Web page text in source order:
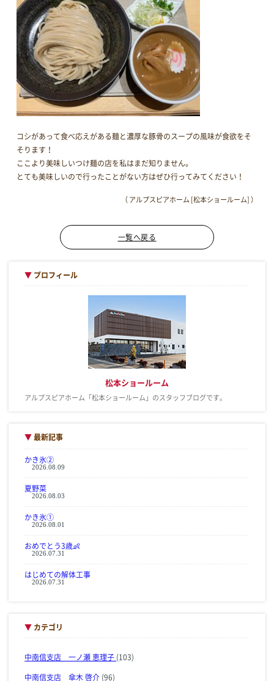
コシがあって食べ応えがある麺と濃厚な豚骨のスープの風味が食欲をそ
そります！
ここより美味しいつけ麺の店を私はまだ知りません。
とても美味しいので行ったことがない方はぜひ行ってみてください！
（ アルプスピアホーム [松本ショールーム] ）
一覧へ戻る
▼ プロフィール
松本ショールーム
アルプスピアホーム「松本ショールーム」のスタッフブログです。
▼最新記事
かき氷②
2026.08.09
夏野菜
2026.08.03
かき氷①
2026.08.01
おめでとう3歳👶
2026.07.31
はじめての解体工事
2026.07.31
▼ カテゴリ
中南信支店 一ノ瀬 恵理子 (103)
中南信支店 傘木 啓介 (96)